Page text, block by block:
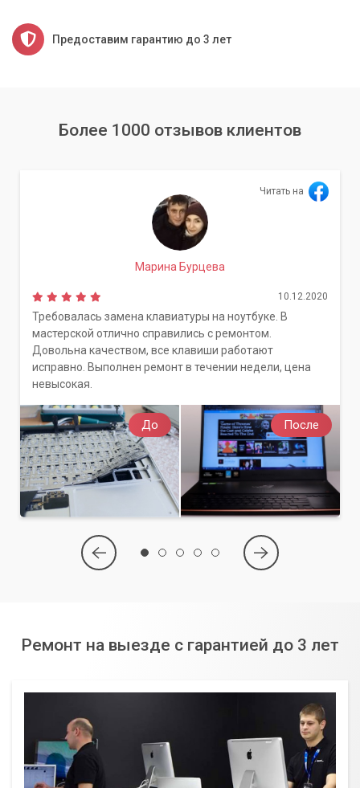
Предоставим гарантию до 3 лет
Более 1000 отзывов клиентов
До После
Читать на
Марина Бурцева
10.12.2020
Требовалась замена клавиатуры на ноутбуке. В
мастерской отлично справились с ремонтом.
Довольна качеством, все клавиши работают
исправно. Выполнен ремонт в течении недели, цена
невысокая.
Ремонт на выезде с гарантией до 3 лет